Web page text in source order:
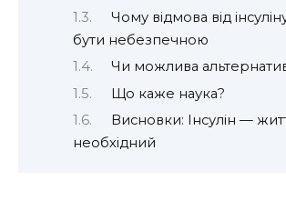
Чому відмова від
бути небезпечною
Чи можлива
Що каже наука?
Висновки: Інсулін —
необхідний